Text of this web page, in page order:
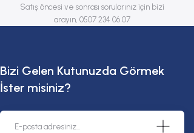
Satış öncesi ve sonrası sorularınız için bizi
arayın, 0507 234 06 07
Bizi Gelen Kutunuzda Görmek
İster misiniz?